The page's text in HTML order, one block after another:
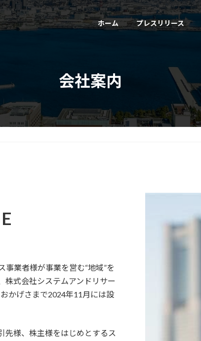
ホーム プレスリリース
会社案内
業者様が事業を営む“地域”を
株式会社システムアンドリサー
かげさまで2024年11月には設
先様、株主様をはじめとするス